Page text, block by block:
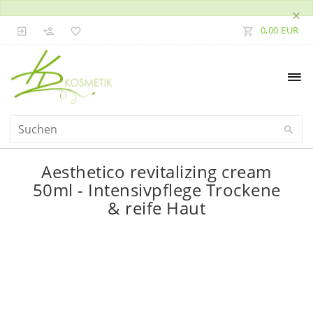
×
0,00 EUR
Aesthetico revitalizing cream
50ml - Intensivpflege Trockene
& reife Haut